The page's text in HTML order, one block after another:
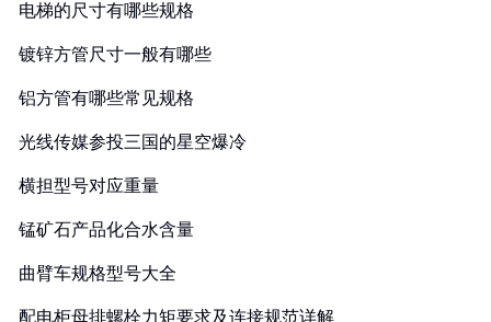
电梯的尺寸有哪些规格
镀锌方管尺寸一般有哪些
铝方管有哪些常见规格
光线传媒参投三国的星空爆冷
横担型号对应重量
锰矿石产品化合水含量
曲臂车规格型号大全
配电柜母排螺栓力矩要求及连接规范详解